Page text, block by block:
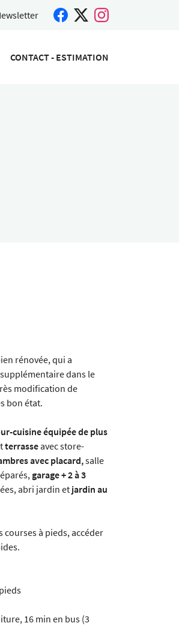
CONTACT - ESTIMATION
rénovée, qui a
dans le
modification de
bon état.
cuisine équipée de plus
terrasseavec store-
avec placard,salle
garage + 2 à 3
abri jardin et jardin au
courses à pieds, accéder
16 min en bus (3